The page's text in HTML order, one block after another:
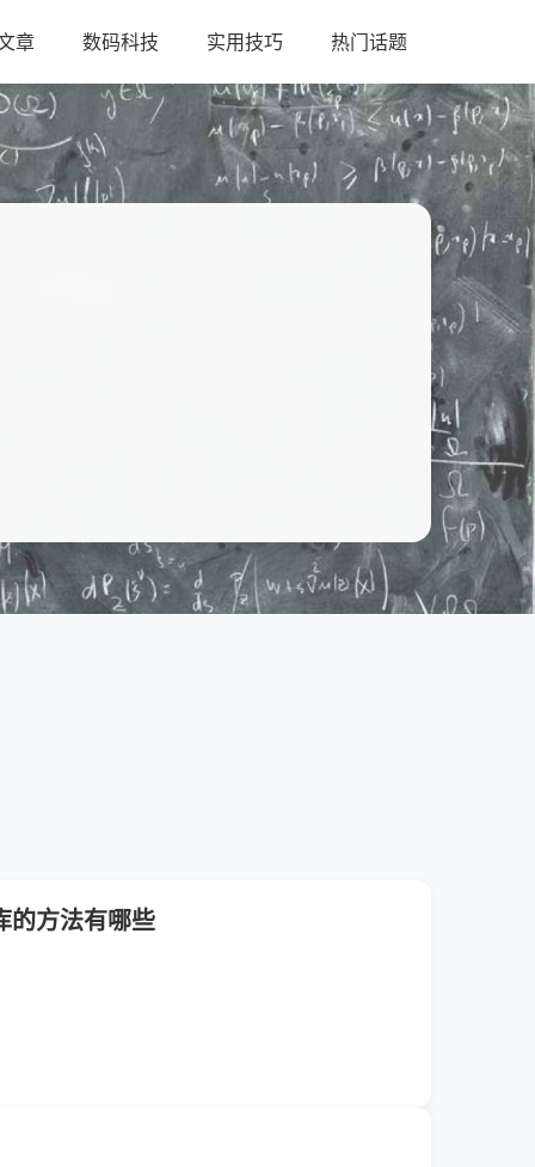
章 数码科技 实用技巧 热门话题
方法有哪些